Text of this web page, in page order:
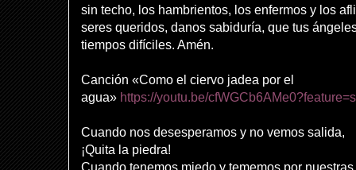
sin techo, los hambrientos, los enfermos y los
seres queridos, danos sabiduría, que tus
tiempos difíciles. Amén.
Canción «Como el ciervo jadea por el
agua» https://youtu.be/
Cuando nos desesperamos y no vemos salida,
¡Quita la piedra!
Cuando tenemos miedo y tememos por